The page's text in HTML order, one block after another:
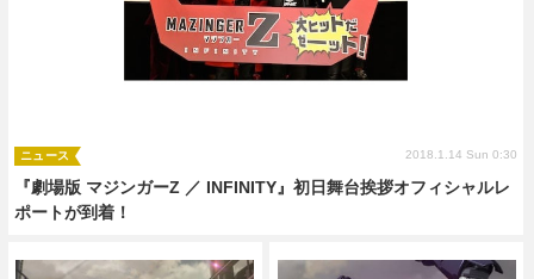
声優 コスプレ
舞台 新帝スタ
連載・ブログ一覧
編集部ブログ・お知らせ
『劇場版 マジンガーZ ／ INFINITY』初日舞台挨拶オフィシャルレ
ポートが到着！
ニュース 2018.1.14 Sun 0:30